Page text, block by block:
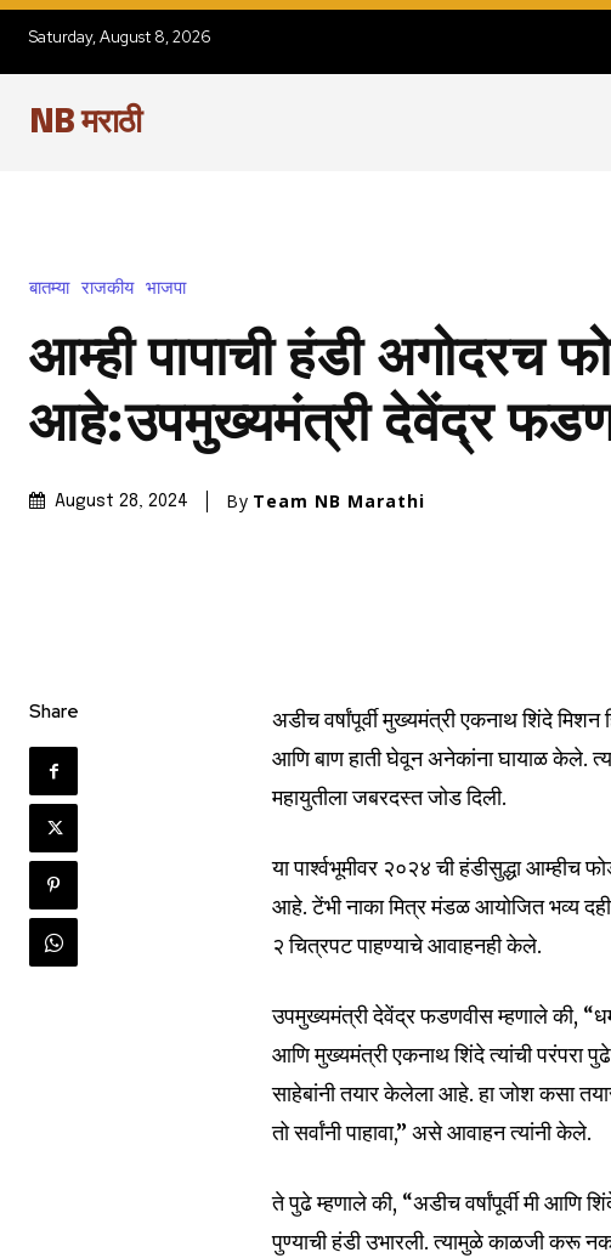
Join our
SUBSCRIBERS and
of the
the subscribe button below. Don't
won't spam your inbox. Your
Saturday, August 8, 2026
NB मराठी
बातम्या राजकीय भाजपा
आम्ही पापाची हंडी अगोदरच
आहे:उपमुख्यमंत्री देवेंद्र
August 28, 2024 By Team NB Marathi
Share
अडीच वर्षांपूर्वी मुख्यमंत्री एकनाथ शिंदे
आणि बाण हाती घेवून अनेकांना घायाळ केले.
महायुतीला जबरदस्त जोड दिली.
या पार्श्वभूमीवर २०२४ ची हंडीसुद्धा
आहे. टेंभी नाका मित्र मंडळ आयोजित भव्य
२ चित्रपट पाहण्याचे आवाहनही केले.
उपमुख्यमंत्री देवेंद्र फडणवीस म्हणाले की,
आणि मुख्यमंत्री एकनाथ शिंदे त्यांची परंपरा
साहेबांनी तयार केलेला आहे. हा जोश कसा
तो सर्वांनी पाहावा,” असे आवाहन त्यांनी केले.
ते पुढे म्हणाले की, “अडीच वर्षांपूर्वी मी आणि
पुण्याची हंडी उभारली. त्यामुळे काळजी करू